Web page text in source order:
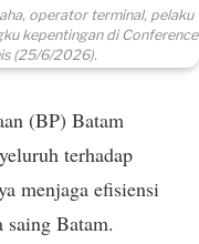
operator terminal, pelaku
kepentingan di Conference
(25/6/2026).
(BP) Batam
terhadap
menjaga efisiensi
saing Batam.